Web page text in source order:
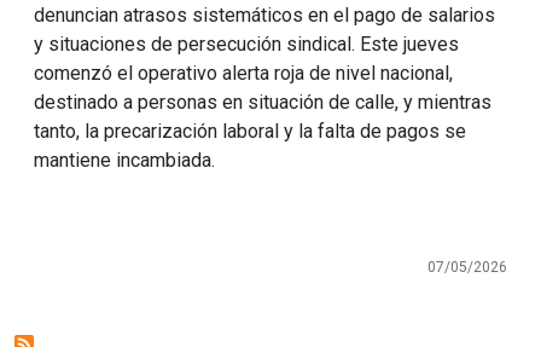
denuncian atrasos sistemáticos en el pago de salarios
y situaciones de persecución sindical. Este jueves
comenzó el operativo alerta roja de nivel nacional,
destinado a personas en situación de calle, y mientras
tanto, la precarización laboral y la falta de pagos se
mantiene incambiada.
07/05/2026